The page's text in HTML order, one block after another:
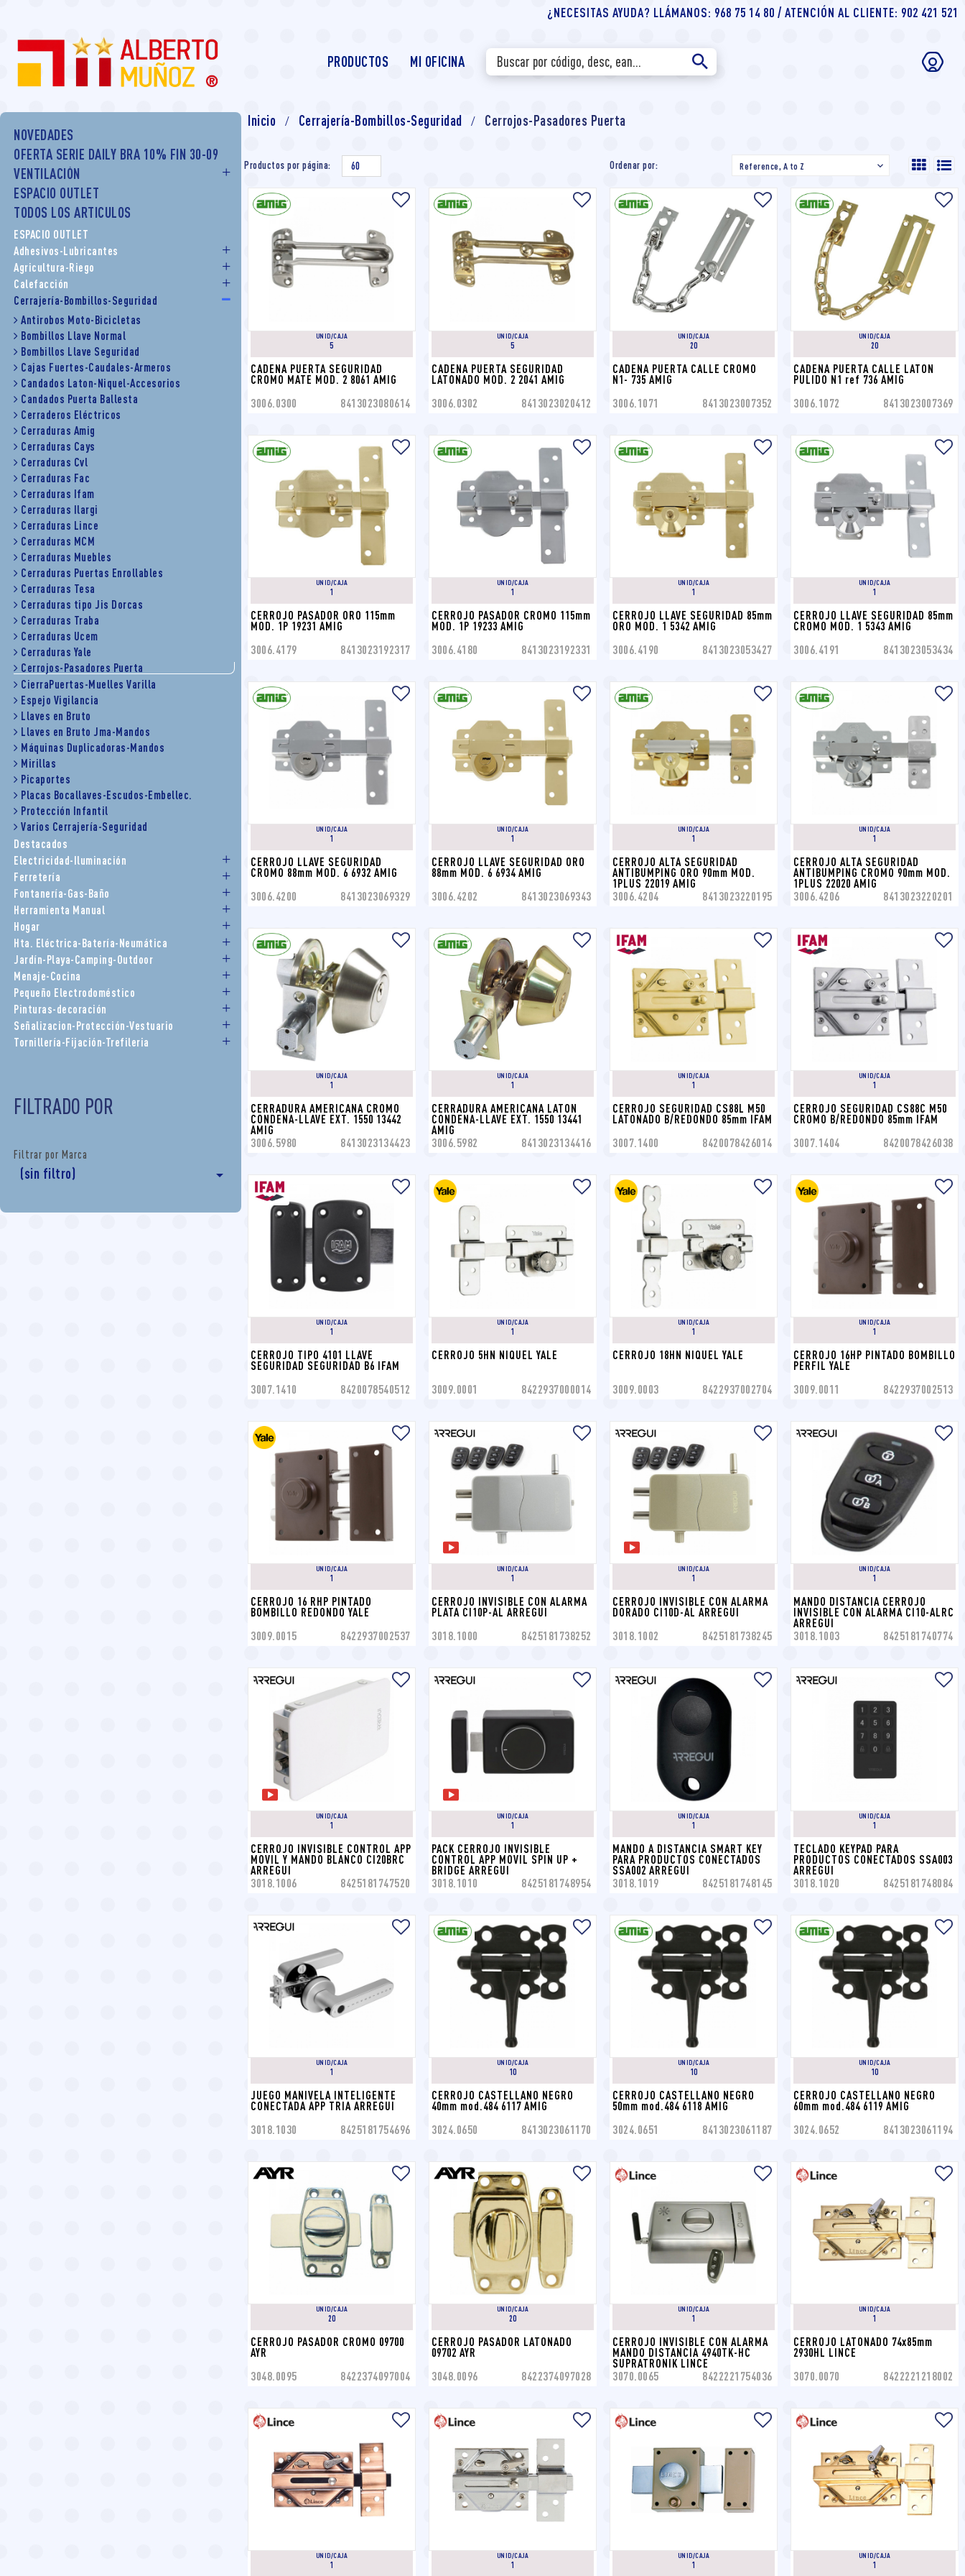
¿NECESITAS AYUDA? LLÁMANOS: 968 75 14 80 / ATENCIÓN AL CLIENTE: 902 421 521
PRODUCTOS MI OFICINA
NOVEDADES
OFERTA SERIE DAILY BRA 10% FIN 30-09
VENTILACIÓN
ESPACIO OUTLET
TODOS LOS ARTICULOS
ESPACIO OUTLET
Adhesivos-Lubricantes
Agricultura-Riego
Calefacción
Cerrajería-Bombillos-Seguridad
Antirobos Moto-Bicicletas
Bombillos Llave Normal
Bombillos Llave Seguridad
Cajas Fuertes-Caudales-Armeros
Candados Laton-Niquel-Accesorios
Candados Puerta Ballesta
Cerraderos Eléctricos
Cerraduras Amig
Cerraduras Cays
Cerraduras Cvl
Cerraduras Fac
Cerraduras Ifam
Cerraduras Ilargi
Cerraduras Lince
Cerraduras MCM
Cerraduras Muebles
Cerraduras Puertas Enrollables
Cerraduras Tesa
Cerraduras tipo Jis Dorcas
Cerraduras Traba
Cerraduras Ucem
Cerraduras Yale
Cerrojos-Pasadores Puerta
CierraPuertas-Muelles Varilla
Espejo Vigilancia
Llaves en Bruto
Llaves en Bruto Jma-Mandos
Máquinas Duplicadoras-Mandos
Mirillas
Picaportes
Placas Bocallaves-Escudos-Embellec.
Protección Infantil
Varios Cerrajería-Seguridad
Destacados
Electricidad-Iluminación
Ferretería
Fontanería-Gas-Baño
Herramienta Manual
Hogar
Hta. Eléctrica-Batería-Neumática
Jardín-Playa-Camping-Outdoor
Menaje-Cocina
Pequeño Electrodoméstico
Pinturas-decoración
Señalizacion-Protección-Vestuario
Tornillería-Fijación-Trefileria
FILTRADO POR
Filtrar por Marca
(sin filtro) 
Inicio Cerrajería-Bombillos-Seguridad Cerrojos-Pasadores Puerta
Productos por página: 60 Ordenar por: Reference, A to Z 
UNID/CAJA
5
CADENA PUERTA SEGURIDAD
CROMO MATE MOD. 2 8061 AMIG
3006.0300 8413023080614
UNID/CAJA
5
CADENA PUERTA SEGURIDAD
LATONADO MOD. 2 2041 AMIG
3006.0302 8413023020412
UNID/CAJA
20
CADENA PUERTA CALLE CROMO
N1- 735 AMIG
3006.1071 8413023007352
UNID/CAJA
20
CADENA PUERTA CALLE LATON
PULIDO N1 ref 736 AMIG
3006.1072 8413023007369
UNID/CAJA
1
CERROJO PASADOR ORO 115mm
MOD. 1P 19231 AMIG
3006.4179 8413023192317
UNID/CAJA
1
CERROJO PASADOR CROMO 115mm
MOD. 1P 19233 AMIG
3006.4180 8413023192331
UNID/CAJA
1
CERROJO LLAVE SEGURIDAD 85mm
ORO MOD. 1 5342 AMIG
3006.4190 8413023053427
UNID/CAJA
1
CERROJO LLAVE SEGURIDAD 85mm
CROMO MOD. 1 5343 AMIG
3006.4191 8413023053434
UNID/CAJA
1
CERROJO LLAVE SEGURIDAD
CROMO 88mm MOD. 6 6932 AMIG
3006.4200 8413023069329
UNID/CAJA
1
CERROJO LLAVE SEGURIDAD ORO
88mm MOD. 6 6934 AMIG
3006.4202 8413023069343
UNID/CAJA
1
CERROJO ALTA SEGURIDAD
ANTIBUMPING ORO 90mm MOD.
1PLUS 22019 AMIG
3006.4204 8413023220195
UNID/CAJA
1
CERROJO ALTA SEGURIDAD
ANTIBUMPING CROMO 90mm MOD.
1PLUS 22020 AMIG
3006.4206 8413023220201
UNID/CAJA
1
CERRADURA AMERICANA CROMO
CONDENA-LLAVE EXT. 1550 13442
AMIG
3006.5980 8413023134423
UNID/CAJA
1
CERRADURA AMERICANA LATON
CONDENA-LLAVE EXT. 1550 13441
AMIG
3006.5982 8413023134416
UNID/CAJA
1
CERROJO SEGURIDAD CS88L M50
LATONADO B/REDONDO 85mm IFAM
3007.1400 8420078426014
UNID/CAJA
1
CERROJO SEGURIDAD CS88C M50
CROMO B/REDONDO 85mm IFAM
3007.1404 8420078426038
UNID/CAJA
1
CERROJO TIPO 4101 LLAVE
SEGURIDAD SEGURIDAD B6 IFAM
3007.1410 8420078540512
UNID/CAJA
1
CERROJO 5HN NIQUEL YALE
3009.0001 8422937000014
UNID/CAJA
1
CERROJO 18HN NIQUEL YALE
3009.0003 8422937002704
UNID/CAJA
1
CERROJO 16HP PINTADO BOMBILLO
PERFIL YALE
3009.0011 8422937002513
UNID/CAJA
1
CERROJO 16 RHP PINTADO
BOMBILLO REDONDO YALE
3009.0015 8422937002537
UNID/CAJA
1
CERROJO INVISIBLE CON ALARMA
PLATA CI10P-AL ARREGUI
3018.1000 8425181738252
UNID/CAJA
1
CERROJO INVISIBLE CON ALARMA
DORADO CI10D-AL ARREGUI
3018.1002 8425181738245
UNID/CAJA
1
MANDO DISTANCIA CERROJO
INVISIBLE CON ALARMA CI10-ALRC
ARREGUI
3018.1003 8425181740774
UNID/CAJA
1
CERROJO INVISIBLE CONTROL APP
MOVIL Y MANDO BLANCO CI20BRC
ARREGUI
3018.1006 8425181747520
UNID/CAJA
1
PACK CERROJO INVISIBLE
CONTROL APP MOVIL SPIN UP +
BRIDGE ARREGUI
3018.1010 8425181748954
UNID/CAJA
1
MANDO A DISTANCIA SMART KEY
PARA PRODUCTOS CONECTADOS
SSA002 ARREGUI
3018.1019 8425181748145
UNID/CAJA
1
TECLADO KEYPAD PARA
PRODUCTOS CONECTADOS SSA003
ARREGUI
3018.1020 8425181748084
UNID/CAJA
1
JUEGO MANIVELA INTELIGENTE
CONECTADA APP TRIA ARREGUI
3018.1030 8425181754696
UNID/CAJA
10
CERROJO CASTELLANO NEGRO
40mm mod.484 6117 AMIG
3024.0650 8413023061170
UNID/CAJA
10
CERROJO CASTELLANO NEGRO
50mm mod.484 6118 AMIG
3024.0651 8413023061187
UNID/CAJA
10
CERROJO CASTELLANO NEGRO
60mm mod.484 6119 AMIG
3024.0652 8413023061194
UNID/CAJA
20
CERROJO PASADOR CROMO 09700
AYR
3048.0095 8422374097004
UNID/CAJA
20
CERROJO PASADOR LATONADO
09702 AYR
3048.0096 8422374097028
UNID/CAJA
1
CERROJO INVISIBLE CON ALARMA
MANDO DISTANCIA 4940TK-HC
SUPRATRONIK LINCE
3070.0065 8422221754036
UNID/CAJA
1
CERROJO LATONADO 74x85mm
2930HL LINCE
3070.0070 8422221218002
UNID/CAJA
1
UNID/CAJA
1
UNID/CAJA
1
UNID/CAJA
1